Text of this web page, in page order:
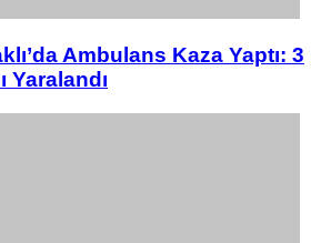
Ambulans Kaza Yaptı: 3
Yaralandı